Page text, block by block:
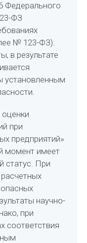
Федерального
ФЗ
№ 123-ФЗ).
в результате
установленным
при
предприятий»
момент имеет
статус. При
научно-
при
соответствия